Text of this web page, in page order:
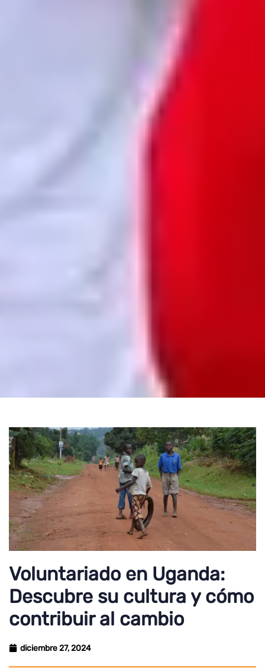
Voluntariado en Uganda:
Descubre su cultura y cómo
contribuir al cambio
diciembre 27, 2024